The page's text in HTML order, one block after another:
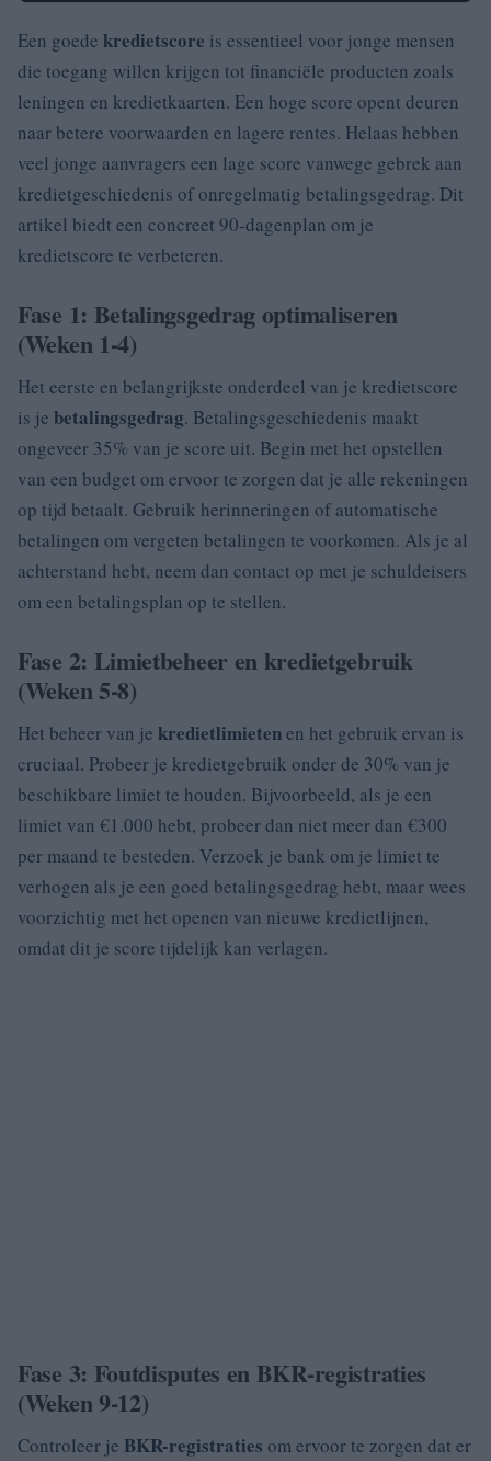
Een goede kredietscore is essentieel voor jonge mensen
die toegang willen krijgen tot financiële producten zoals
leningen en kredietkaarten. Een hoge score opent deuren
naar betere voorwaarden en lagere rentes. Helaas hebben
veel jonge aanvragers een lage score vanwege gebrek aan
kredietgeschiedenis of onregelmatig betalingsgedrag. Dit
artikel biedt een concreet 90-dagenplan om je
kredietscore te verbeteren.
Fase 1: Betalingsgedrag optimaliseren
(Weken 1-4)
Het eerste en belangrijkste onderdeel van je kredietscore
is je betalingsgedrag. Betalingsgeschiedenis maakt
ongeveer 35% van je score uit. Begin met het opstellen
van een budget om ervoor te zorgen dat je alle rekeningen
op tijd betaalt. Gebruik herinneringen of automatische
betalingen om vergeten betalingen te voorkomen. Als je al
achterstand hebt, neem dan contact op met je schuldeisers
om een betalingsplan op te stellen.
Fase 2: Limietbeheer en kredietgebruik
(Weken 5-8)
Het beheer van je kredietlimietenen het gebruik ervan is
cruciaal. Probeer je kredietgebruik onder de 30% van je
beschikbare limiet te houden. Bijvoorbeeld, als je een
limiet van €1.000 hebt, probeer dan niet meer dan €300
per maand te besteden. Verzoek je bank om je limiet te
verhogen als je een goed betalingsgedrag hebt, maar wees
voorzichtig met het openen van nieuwe kredietlijnen,
omdat dit je score tijdelijk kan verlagen.
Fase 3: Foutdisputes en BKR-registraties
(Weken 9-12)
Controleer je BKR-registraties om ervoor te zorgen dat er